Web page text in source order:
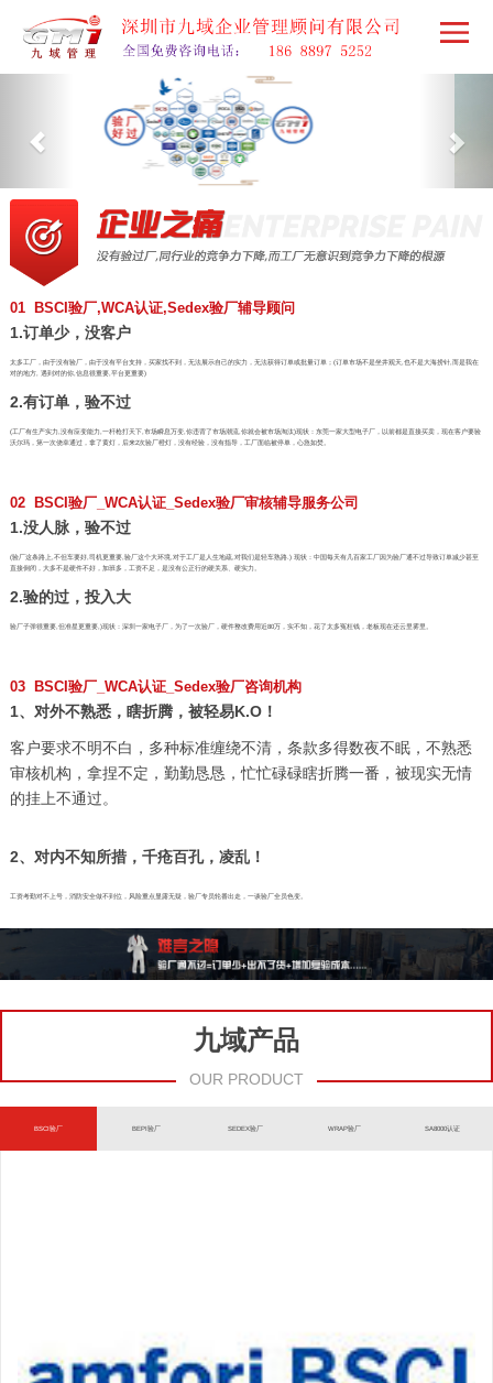
01 BSCI验厂,WCA认证,Sedex验厂辅导顾问
1.订单少，没客户
太多工厂，由于没有验厂，由于没有平台支持，买家找不到，无法展示自己的实力，无法获得订单或批量订单；(订单市场不是坐井观天,也不是大海捞针,而是我在
对的地方, 遇到对的你,信息很重要,平台更重要)
2.有订单，验不过
(工厂有生产实力,没有应变能力,一杆枪打天下,市场瞬息万变,你违背了市场潮流,你就会被市场淘汰)现状：东莞一家大型电子厂，以前都是直接买卖，现在客户要验
沃尔玛，第一次侥幸通过，拿了黄灯，后来2次验厂橙灯，没有经验，没有指导，工厂面临被停单，心急如焚。
02 BSCI验厂_WCA认证_Sedex验厂审核辅导服务公司
1.没人脉，验不过
(验厂这条路上,不但车要好,司机更重要,验厂这个大环境,对于工厂是人生地疏,对我们是轻车熟路.) 现状：中国每天有几百家工厂因为验厂通不过导致订单减少甚至
直接倒闭，大多不是硬件不好，加班多，工资不足，是没有公正行的硬关系、硬实力。
2.验的过，投入大
验厂子弹很重要,但准星更重要,)现状：深圳一家电子厂，为了一次验厂，硬件整改费用近80万，实不知，花了太多冤枉钱，老板现在还云里雾里。
03 BSCI验厂_WCA认证_Sedex验厂咨询机构
1、对外不熟悉，瞎折腾，被轻易K.O！
客户要求不明不白，多种标准缠绕不清，条款多得数夜不眠，不熟悉
审核机构，拿捏不定，勤勤恳恳，忙忙碌碌瞎折腾一番，被现实无情
的挂上不通过。
2、对内不知所措，千疮百孔，凌乱！
工资考勤对不上号，消防安全做不到位，风险重点显露无疑，验厂专员轮番出走，一谈验厂全员色变。
九域产品
OUR PRODUCT
BSCI验厂 BEPI验厂 SEDEX验厂 WRAP验厂 SA8000认证